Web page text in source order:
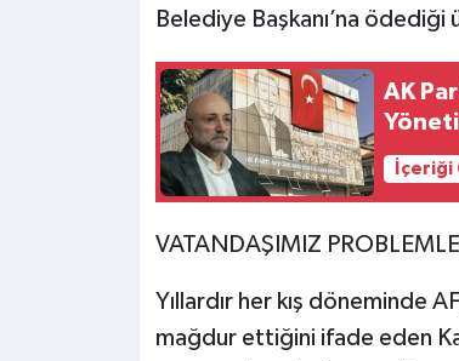
Belediye Başkanı’na ödediği
AK
VATANDAŞIMIZ
Yıllardır her kış döneminde
mağdur ettiğini ifade eden